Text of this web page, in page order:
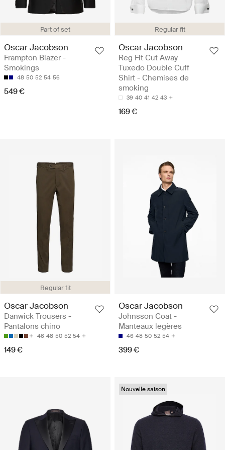
Part of set
Oscar Jacobson
Frampton Blazer -
Smokings
48 50 52 54 56
549 €
Regular fit
Oscar Jacobson
Reg Fit Cut Away
Tuxedo Double Cuff
Shirt - Chemises de
smoking
39 40 41 42 43
169 €
Regular fit
Oscar Jacobson
Danwick Trousers -
Pantalons chino
46 48 50 52 54
149 €
Oscar Jacobson
Johnsson Coat -
Manteaux legères
46 48 50 52 54
399 €
Nouvelle saison